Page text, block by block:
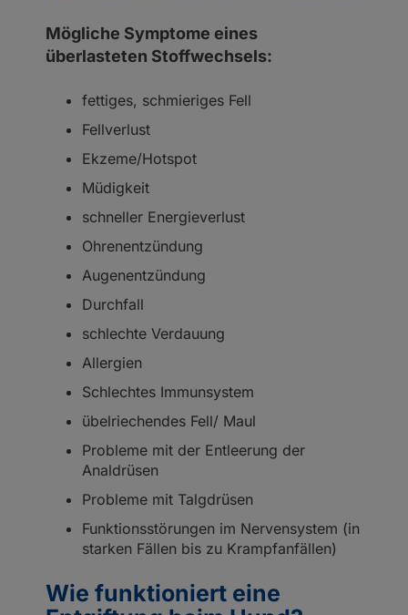
Mögliche Symptome eines
überlasteten Stoffwechsels:
fettiges, schmieriges Fell
Fellverlust
Ekzeme/Hotspot
Müdigkeit
schneller Energieverlust
Ohrenentzündung
Augenentzündung
Durchfall
schlechte Verdauung
Allergien
Schlechtes Immunsystem
übelriechendes Fell/ Maul
Probleme mit der Entleerung der
Analdrüsen
Probleme mit Talgdrüsen
Funktionsstörungen im Nervensystem (in
starken Fällen bis zu Krampfanfällen)
Wie funktioniert eine